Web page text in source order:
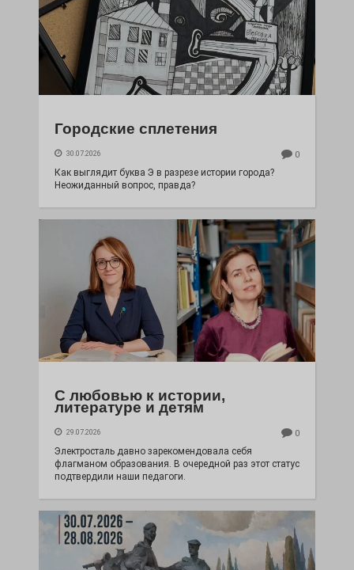
Городские сплетения
30.07.2026 0
Как выглядит буква Э в разрезе истории города?
Неожиданный вопрос, правда?
С любовью к истории,
литературе и детям
29.07.2026 0
Электросталь давно зарекомендовала себя
флагманом образования. В очередной раз этот статус
подтвердили наши педагоги.